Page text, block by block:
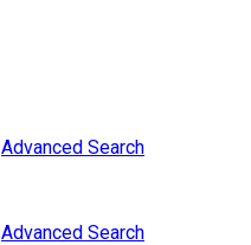
Advanced Search
Advanced Search